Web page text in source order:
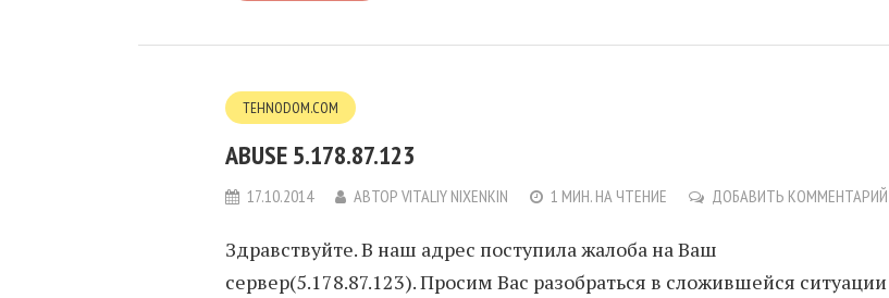
TEHNODOM.COM
ABUSE 5.178.87.123
17.10.2014 АВТОР VITALIY NIXENKIN 1 МИН. НА ЧТЕНИЕ ДОБАВИТЬ КОММЕНТАРИЙ
Здравствуйте. В наш адрес поступила жалоба на Ваш
сервер(5.178.87.123). Просим Вас разобраться в сложившейся ситуации